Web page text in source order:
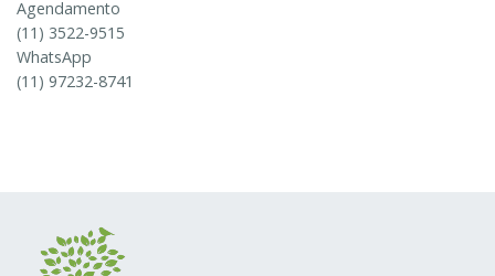
Agendamento
(11) 3522-9515
WhatsApp
(11) 97232-8741